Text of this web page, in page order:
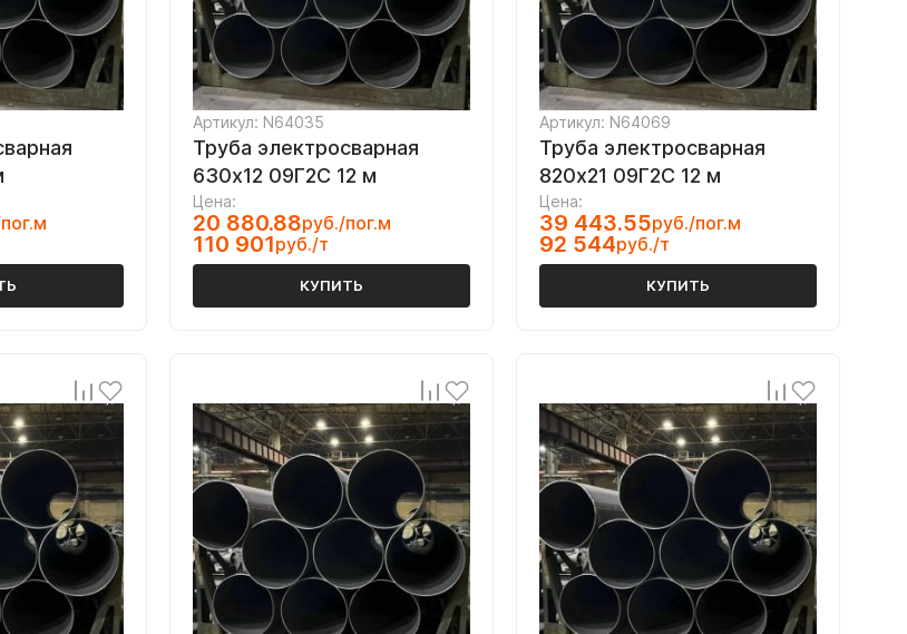
Артикул: N64035
Труба электросварная
630х12 09Г2С 12 м
Цена:
20 880.88руб./пог.м
110 901руб./т
КУПИТЬ
Артикул: N64069
Труба электросварная
820х21 09Г2С 12 м
Цена:
39 443.55руб./пог.м
92 544руб./т
КУПИТЬ